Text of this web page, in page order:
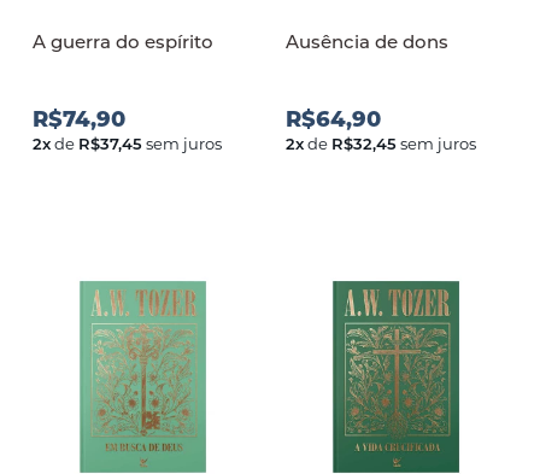
A guerra do espírito
R$74,90
2xde R$37,45sem juros
Ausência de dons
R$64,90
2xde R$32,45sem juros